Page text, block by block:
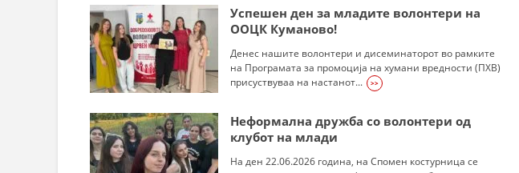
Успешен ден за младите волонтери на
ООЦК Куманово!
Денес нашите волонтери и дисеминаторот во рамките
на Програмата за промоција на хумани вредности (ПХВ)
присуствуваа на настанот...
>>
Неформална дружба со волонтери од
клубот на млади
На ден 22.06.2026 година, на Спомен костурница се